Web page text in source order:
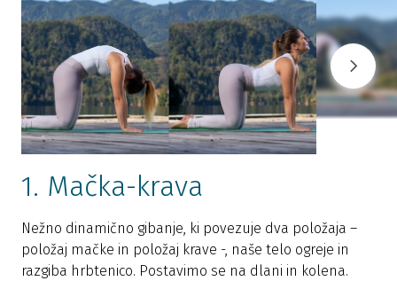
1. Mačka-krava
Nežno dinamično gibanje, ki povezuje dva položaja –
položaj mačke in položaj krave -, naše telo ogreje in
razgiba hrbtenico. Postavimo se na dlani in kolena.